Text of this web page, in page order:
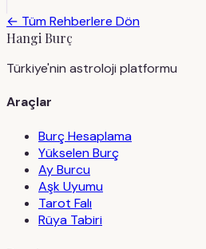
← Tüm Rehberlere Dön
Hangi Burç
Türkiye'nin astroloji platformu
Araçlar
Burç Hesaplama
Yükselen Burç
Ay Burcu
Aşk Uyumu
Tarot Falı
Rüya Tabiri